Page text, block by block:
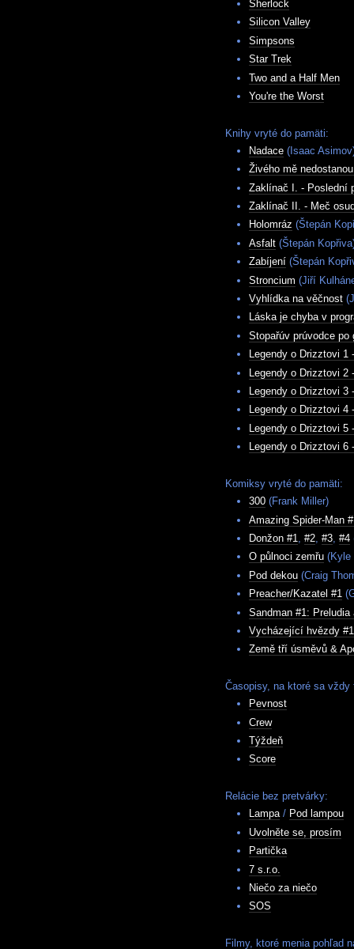
Sherlock
Silicon Valley
Simpsons
Star Trek
Two and a Half Men
You're the Worst
Knihy vryté do pamäti:
Nadace(Isaac
Živého mě
Zaklínač I. - Poslední
Zaklínač II. - Meč
Holomráz (Štepán
Asfalt(Štepán
Zabíjení(Štepán
Stroncium (Jiří
Vyhlídka na věčnost
Láska je chyba v
Stopařúv prúvodce po
Legendy o Drizztovi 1
Legendy o Drizztovi 2
Legendy o Drizztovi 3
Legendy o Drizztovi 4
Legendy o Drizztovi
Legendy o Drizztovi 6
Komiksy vryté do pamäti:
300(Frank Miller)
Amazing Spider-Man
Donžon #1
#2, #3, #4
O půlnoci zemřu(Kyle
Pod dekou(Craig
Preacher/Kazatel #1
Sandman #1: Preludia
Vycházející hvězdy #1
Země tří úsměvů &
Časopisy, na ktoré sa vždy
Pevnost
Crew
Týždeň
Score
Relácie bez pretvárky:
Lampa/ Pod lampou
Uvolněte se, prosím
Partička
7 s.r.o.
Niečo za niečo
SOS
Filmy, ktoré menia pohľad